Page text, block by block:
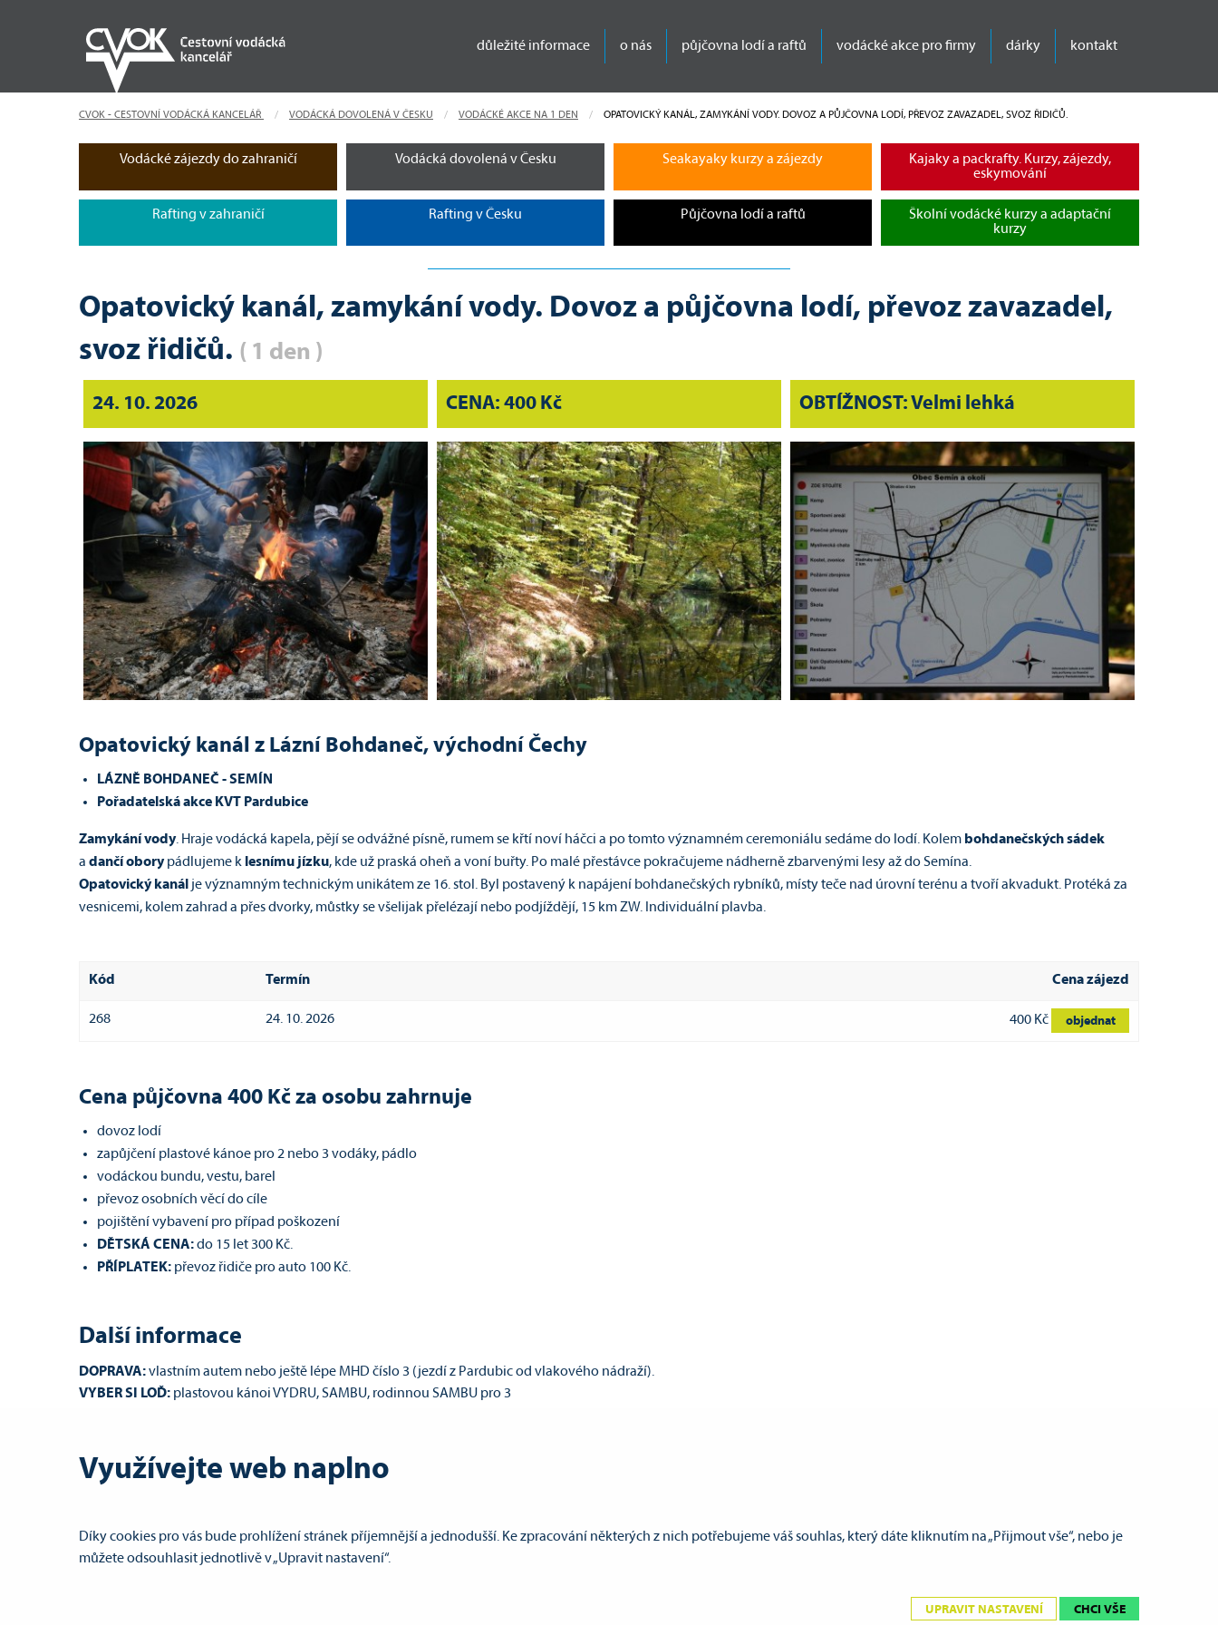
důležité informace o nás půjčovna lodí a raftů vodácké akce pro firmy dárky kontakt
CVOK - CESTOVNÍ VODÁCKÁ KANCELÁŘ VODÁCKÁ DOVOLENÁ V ČESKU VODÁCKÉ AKCE NA 1 DEN CURRENT:
OPATOVICKÝ KANÁL, ZAMYKÁNÍ VODY. DOVOZ A PŮJČOVNA LODÍ, PŘEVOZ ZAVAZADEL, SVOZ ŘIDIČŮ.
Vodácké zájezdy do zahraničí Vodácká dovolená v Česku Seakayaky kurzy a zájezdy
Kajaky a packrafty. Kurzy, zájezdy,
eskymování
Rafting v zahraničí Rafting v Česku Půjčovna lodí a raftů
Školní vodácké kurzy a adaptační
kurzy
Opatovický kanál, zamykání vody. Dovoz a půjčovna lodí, převoz zavazadel,
svoz řidičů. ( 1 den )
24. 10. 2026 CENA: 400 Kč OBTÍŽNOST: Velmi lehká
Opatovický kanál z Lázní Bohdaneč, východní Čechy
LÁZNĚ BOHDANEČ - SEMÍN
Pořadatelská akce KVT Pardubice
Zamykání vody. Hraje vodácká kapela, pějí se odvážné písně, rumem se křtí noví háčci a po tomto významném ceremoniálu sedáme do lodí. Kolem bohdanečských sádek
a dančí oborypádlujeme k lesnímu jízku, kde už praská oheň a voní buřty. Po malé přestávce pokračujeme nádherně zbarvenými lesy až do Semína.
Opatovický kanál je významným technickým unikátem ze 16. stol. Byl postavený k napájení bohdanečských rybníků, místy teče nad úrovní terénu a tvoří akvadukt. Protéká za
vesnicemi, kolem zahrad a přes dvorky, můstky se všelijak přelézají nebo podjíždějí, 15 km ZW. Individuální plavba.
Kód Termín Cena zájezd
268 24. 10. 2026 400 Kč objednat
Cena půjčovna 400 Kč za osobu zahrnuje
dovoz lodí
zapůjčení plastové kánoe pro 2 nebo 3 vodáky, pádlo
vodáckou bundu, vestu, barel
převoz osobních věcí do cíle
pojištění vybavení pro případ poškození
DĚTSKÁ CENA:do 15 let 300 Kč.
PŘÍPLATEK: převoz řidiče pro auto 100 Kč.
Další informace
DOPRAVA:vlastním autem nebo ještě lépe MHD číslo 3 (jezdí z Pardubic od vlakového nádraží).
VYBER SI LOĎ: plastovou kánoi VYDRU, SAMBU, rodinnou SAMBU pro 3
let 28 Kč. Pojišťovna Uniqa, a. s.
|Obchodní podmínky|Nabídka práce|
| e-mail:pujcovna@cvok.cz
Využívejte web naplno
Díky cookies pro vás bude prohlížení stránek příjemnější a jednodušší. Ke zpracování některých z nich potřebujeme váš souhlas, který dáte kliknutím na „Přijmout vše“, nebo je
můžete odsouhlasit jednotlivě v „Upravit nastavení“.
UPRAVIT NASTAVENÍ CHCI VŠE